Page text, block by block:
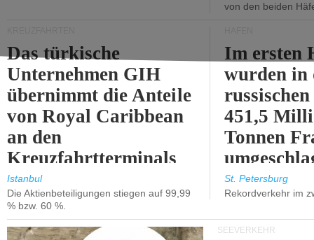
von den beiden
Das türkische
Unternehmen GIH
übernimmt die Anteile
von Royal Caribbean
an den
Kreuzfahrtterminals
in Kusadasi und
Lissabon.
Istanbul
Die Aktienbeteiligungen stiegen auf 99,99
% bzw. 60 %.
Im ersten
wurden in
451,5
Tonnen
%).
St. Petersburg
Rekordverkehr im
SEEVERKEHR